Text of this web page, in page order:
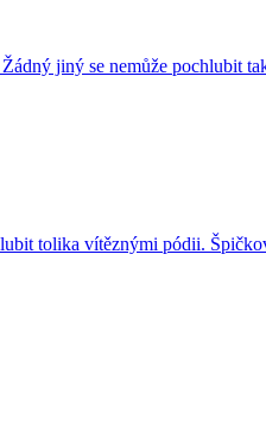
jiný se nemůže pochlubit
tolika vítěznými pódii.